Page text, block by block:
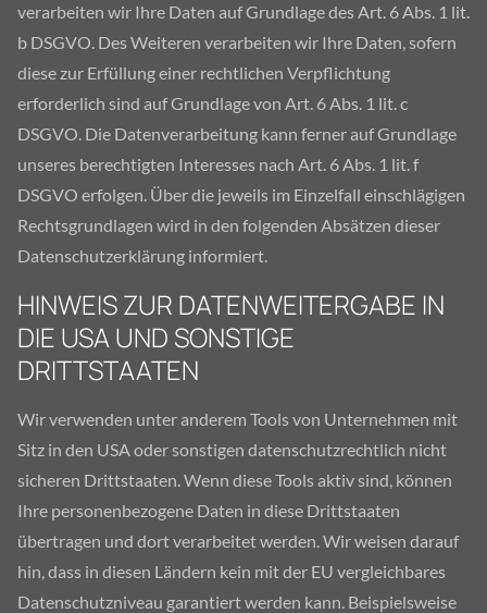
verarbeiten wir Ihre Daten auf Grundlage des Art. 6 Abs. 1 lit.
b DSGVO. Des Weiteren verarbeiten wir Ihre Daten, sofern
diese zur Erfüllung einer rechtlichen Verpflichtung
erforderlich sind auf Grundlage von Art. 6 Abs. 1 lit. c
DSGVO. Die Datenverarbeitung kann ferner auf Grundlage
unseres berechtigten Interesses nach Art. 6 Abs. 1 lit. f
DSGVO erfolgen. Über die jeweils im Einzelfall einschlägigen
Rechtsgrundlagen wird in den folgenden Absätzen dieser
Datenschutzerklärung informiert.
HINWEIS ZUR DATENWEITERGABE IN
DIE USA UND SONSTIGE
DRITTSTAATEN
Wir verwenden unter anderem Tools von Unternehmen mit
Sitz in den USA oder sonstigen datenschutzrechtlich nicht
sicheren Drittstaaten. Wenn diese Tools aktiv sind, können
Ihre personenbezogene Daten in diese Drittstaaten
übertragen und dort verarbeitet werden. Wir weisen darauf
hin, dass in diesen Ländern kein mit der EU vergleichbares
Datenschutzniveau garantiert werden kann. Beispielsweise